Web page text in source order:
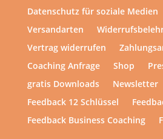
Datenschutz für soziale Medien
Versandarten
Vertrag widerrufen
Coaching Anfrage
Shop
gratis Downloads
Newsletter
Feedback 12 Schlüssel
Feedback Business Coaching